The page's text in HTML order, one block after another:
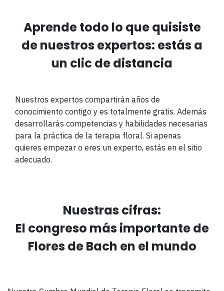
Aprende todo lo que quisiste
de nuestros expertos: estás a
un clic de distancia
Nuestros expertos compartirán años de
conocimiento contigo y es totalmente gratis. Además
desarrollarás competencias y habilidades necesarias
para la práctica de la terapia floral. Si apenas
quieres empezar o eres un experto, estás en el sitio
adecuado.
Nuestras cifras:
El congreso más importante de
Flores de Bach en el mundo